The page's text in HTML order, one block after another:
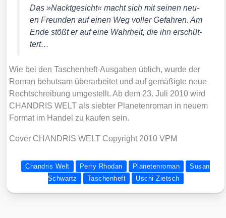
Das »Nackt­ge­sicht« macht sich mit sei­nen neu­
en Freun­den auf einen Weg vol­ler Gefah­ren. Am
Ende stößt er auf eine Wahr­heit, die ihn erschüt­
tert…
Wie bei den Taschen­heft-Aus­ga­ben üblich, wur­de der
Roman behut­sam über­ar­bei­tet und auf gemä­ßig­te neue
Recht­schrei­bung umge­stellt. Ab dem 23. Juli 2010 wird
CHANDRIS WELT als sieb­ter Pla­ne­ten­ro­man in neu­em
For­mat im Han­del zu kau­fen sein.
Cover CHANDRIS WELT Copy­right 2010 VPM
Chandris Welt Perry Rhodan Planetenroman
Susan
Schwartz
Taschenheft Uschi Zietsch